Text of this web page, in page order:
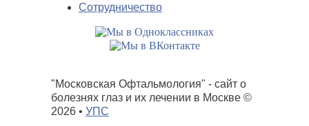
Сотрудничество
"Московская Офтальмология" - сайт о
болезнях глаз и их лечении в Москве ©
2026 • УПС